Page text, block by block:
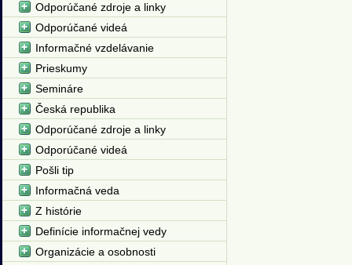
Odporúčané zdroje a linky
Odporúčané videá
Informačné vzdelávanie
Prieskumy
Semináre
Česká republika
Odporúčané zdroje a linky
Odporúčané videá
Pošli tip
Informačná veda
Z histórie
Definície informačnej vedy
Organizácie a osobnosti